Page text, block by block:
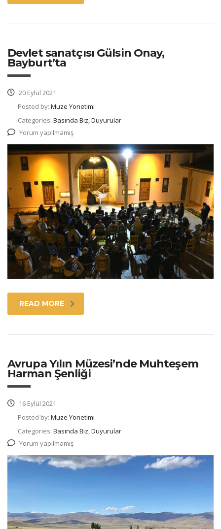
Devlet sanatçısı Gülsin Onay,
Bayburt’ta
20 Eylül 2021
Posted by: Muze Yonetimi
Categories: Basında Biz, Duyurular
Yorum yapılmamış
READ MORE
Avrupa Yılın Müzesi’nde Muhteşem
Harman Şenliği
16 Eylül 2021
Posted by: Muze Yonetimi
Categories: Basında Biz, Duyurular
Yorum yapılmamış